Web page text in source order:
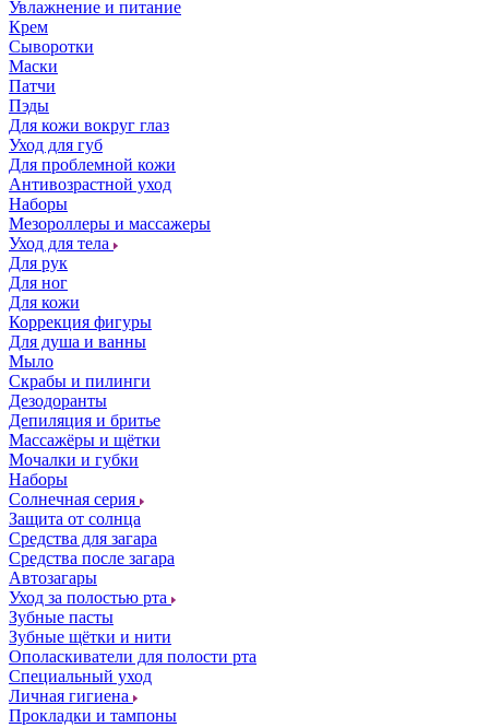
Увлажнение и питание
Крем
Сыворотки
Маски
Патчи
Пэды
Для кожи вокруг глаз
Уход для губ
Для проблемной кожи
Антивозрастной уход
Наборы
Мезороллеры и массажеры
Уход для тела
Для рук
Для ног
Для кожи
Коррекция фигуры
Для душа и ванны
Мыло
Скрабы и пилинги
Дезодоранты
Депиляция и бритье
Массажёры и щётки
Мочалки и губки
Наборы
Солнечная серия
Защита от солнца
Средства для загара
Средства после загара
Автозагары
Уход за полостью рта
Зубные пасты
Зубные щётки и нити
Ополаскиватели для полости рта
Специальный уход
Личная гигиена
Прокладки и тампоны